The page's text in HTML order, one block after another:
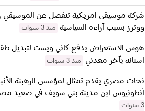
شركة موسيقى امريكية تنفصل عن الموسيقي
ووترز بسبب آراءه السياسية
منذ 3 سنوات
هوس الاستعراض يدفع كاني ويست لتبديل
اسنانه بآخر معدني
منذ 3 سنوات
نحات مصري يقدم تمثال لمؤسس الرهبنة
أنطونيوس ابن مدينة بني سويف في صعيد
3 سنوات